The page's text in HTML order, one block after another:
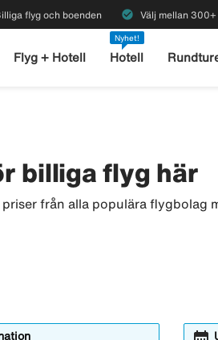
flyg och boenden check_circle Välj mellan
Flyg + Hotell
Nyhet!
Hotell
billiga flyg här
från alla populära